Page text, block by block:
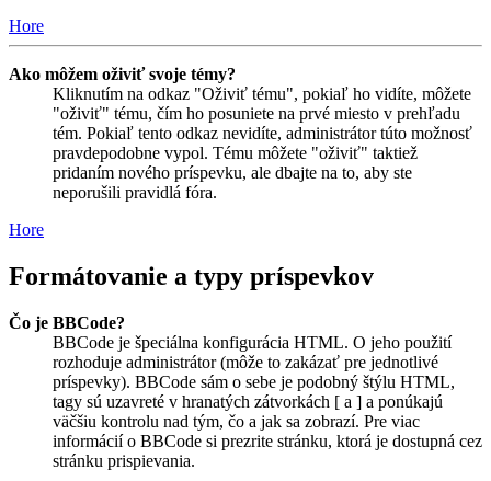
Hore
Ako môžem oživiť svoje témy?
Kliknutím na odkaz "Oživiť tému", pokiaľ ho vidíte, môžete
"oživiť" tému, čím ho posuniete na prvé miesto v prehľadu
tém. Pokiaľ tento odkaz nevidíte, administrátor túto možnosť
pravdepodobne vypol. Tému môžete "oživiť" taktiež
pridaním nového príspevku, ale dbajte na to, aby ste
neporušili pravidlá fóra.
Hore
Formátovanie a typy príspevkov
Čo je BBCode?
BBCode je špeciálna konfigurácia HTML. O jeho použití
rozhoduje administrátor (môže to zakázať pre jednotlivé
príspevky). BBCode sám o sebe je podobný štýlu HTML,
tagy sú uzavreté v hranatých zátvorkách [ a ] a ponúkajú
väčšiu kontrolu nad tým, čo a jak sa zobrazí. Pre viac
informácií o BBCode si prezrite stránku, ktorá je dostupná cez
stránku prispievania.